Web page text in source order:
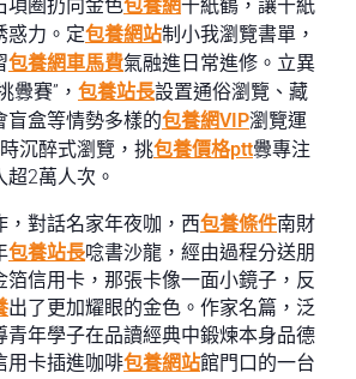
項圈扔向金色包養網千紙鶴，讓千紙
惑力。定包養網站制小我瀏覽書單，
包養網車馬費氣融進日常進修。立異
釁賽”， 包養站長設置通俗瀏覽、藏
盲盒等情勢多樣的包養網VIP瀏覽運
沉醉式瀏覽，挑包養價格ptt釁專注
2萬人次。
，對話名家年夜咖，西包養條件南財
包養站長唸書沙龍，經由過程分送朋
箔信用卡，那張卡像一面小鏡子，反
出了更加耀眼的金色。作家名篇，泛
青年學子在品讀經典中鍛煉本身品德
用卡插進咖啡包養網站館門口的一台